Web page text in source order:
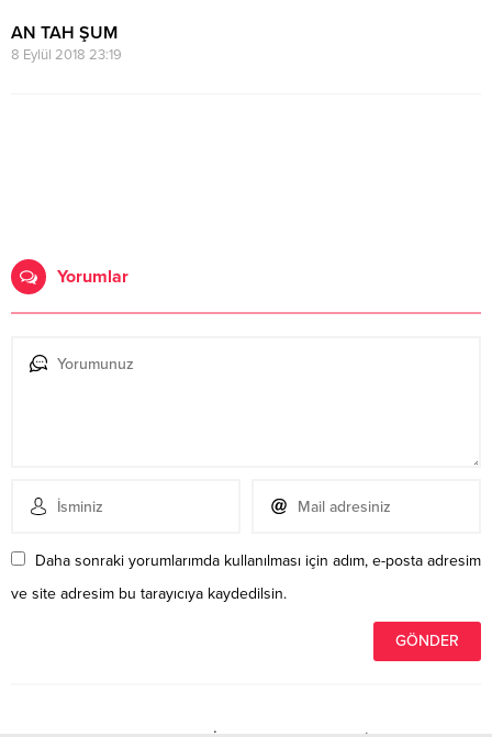
AN TAH ŞUM
8 Eylül 2018 23:19
Yorumlar
Daha sonraki yorumlarımda kullanılması için adım, e-posta adresim
ve site adresim bu tarayıcıya kaydedilsin.